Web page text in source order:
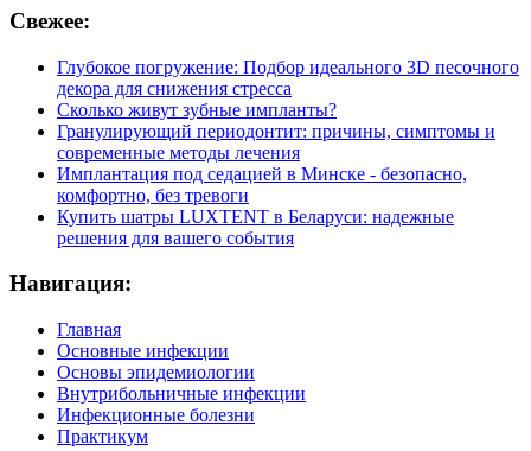
Свежее:
Глубокое погружение: Подбор идеального 3D песочного
декора для снижения стресса
Сколько живут зубные импланты?
Гранулирующий периодонтит: причины, симптомы и
современные методы лечения
Имплантация под седацией в Минске - безопасно,
комфортно, без тревоги
Купить шатры LUXTENT в Беларуси: надежные
решения для вашего события
Навигация:
Главная
Основные инфекции
Основы эпидемиологии
Внутрибольничные инфекции
Инфекционные болезни
Практикум